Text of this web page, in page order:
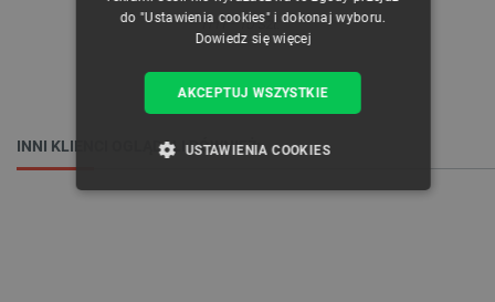
THT - 10 szt.
INNI KLIENCI OGLĄDALI RÓWNIEŻ:
do "Ustawienia cookies" i dokonaj wyboru.
Dowiedz się więcej
AKCEPTUJ WSZYSTKIE
USTAWIENIA COOKIES